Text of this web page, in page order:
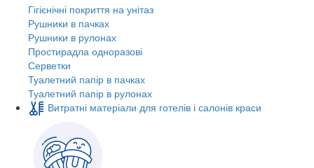
Гігієнічні покриття на унітаз
Рушники в пачках
Рушники в рулонах
Простирадла одноразові
Серветки
Туалетний папір в пачках
Туалетний папір в рулонах
Витратні матеріали для готелів і салонів краси